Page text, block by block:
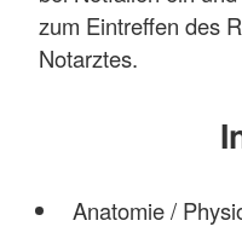
zum Eintreffen des
Notarztes.
Anatomie /